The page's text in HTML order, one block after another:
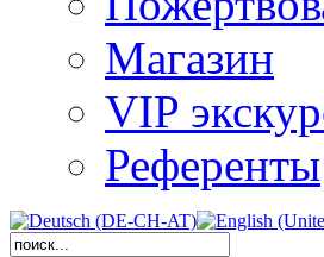
Магазин
VIP
Референты